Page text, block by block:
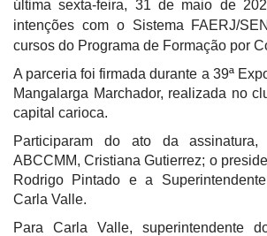
última sexta-feira, 31 de maio de
intenções com o Sistema FAERJ/
cursos do Programa de Formação por
A parceria foi firmada durante a 39ª
Mangalarga Marchador, realizada no
capital carioca.
Participaram do ato da
ABCCMM, Cristiana Gutierrez; o
Rodrigo Pintado e a
Carla Valle.
Para Carla Valle, superintendente